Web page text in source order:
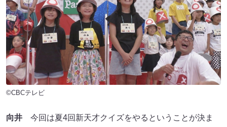
©CBCテレビ
向井 今回は夏4回新天才クイズをやるということが決ま